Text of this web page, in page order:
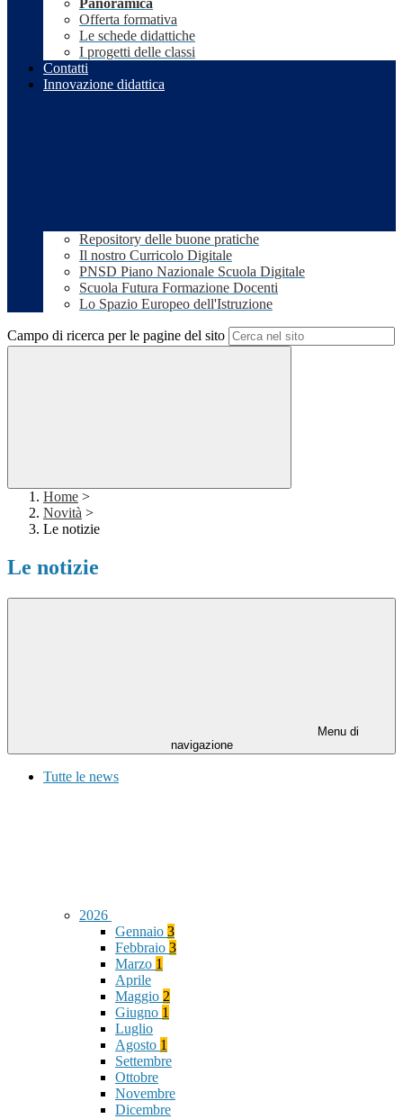
Panoramica
Offerta formativa
Le schede didattiche
I progetti delle classi
Contatti
Innovazione didattica
Repository delle buone pratiche
Il nostro Curricolo Digitale
PNSD Piano Nazionale Scuola Digitale
Scuola Futura Formazione Docenti
Lo Spazio Europeo dell'Istruzione
Campo di ricerca per le pagine del sito
Home >
Novità >
Le notizie
Le notizie
Menu di
navigazione
Tutte le news
2026
Gennaio 3
Febbraio 3
Marzo 1
Aprile
Maggio 2
Giugno 1
Luglio
Agosto 1
Settembre
Ottobre
Novembre
Dicembre